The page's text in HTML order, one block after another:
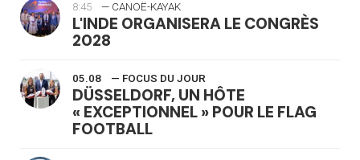
8:45 — CANOË-KAYAK
L'INDE ORGANISERA LE CONGRÈS
2028
05.08 — FOCUS DU JOUR
DÜSSELDORF, UN HÔTE
« EXCEPTIONNEL » POUR LE FLAG
FOOTBALL